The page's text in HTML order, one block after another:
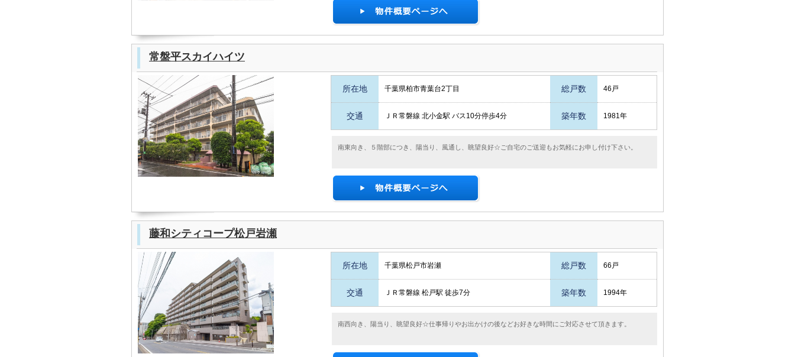
常盤平スカイハイツ
所在地 千葉県柏市青葉台2丁目 総戸数 46戸
交通 ＪＲ常磐線 北小金駅 バス10分停歩4分 築年数 1981年
南東向き、５階部につき、陽当り、風通し、眺望良好☆ご自宅のご送迎もお気軽にお申し付け下さい。
藤和シティコープ松戸岩瀬
所在地 千葉県松戸市岩瀬 総戸数 66戸
交通 ＪＲ常磐線 松戸駅 徒歩7分 築年数 1994年
南西向き、陽当り、眺望良好☆仕事帰りやお出かけの後などお好きな時間にご対応させて頂きます。